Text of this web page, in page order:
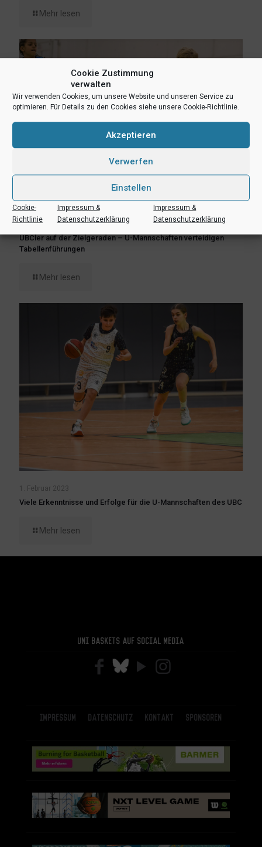
Cookie Zustimmung
verwalten
Wir verwenden Cookies, um unsere Website und unseren Service zu
optimieren. Für Details zu den Cookies siehe unsere Cookie-Richtlinie.
Akzeptieren
Verwerfen
Einstellen
Cookie-
Richtlinie
Impressum &
Datenschutzerklärung
Impressum &
Datenschutzerklärung
Mehr lesen
8. März 2023
UBCler auf der Zielgeraden – U-Mannschaften verteidigen
Tabellenführungen
Mehr lesen
1. Februar 2023
Viele Erkenntnisse und Erfolge für die U-Mannschaften des UBC
Mehr lesen
Uni Baskets auf Social Media
Impressum Datenschutz Kontakt Sponsoren